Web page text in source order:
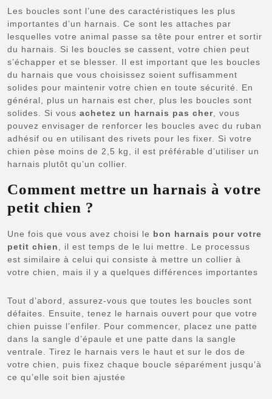
Les boucles sont l’une des caractéristiques les plus
importantes d’un harnais. Ce sont les attaches par
lesquelles votre animal passe sa tête pour entrer et sortir
du harnais. Si les boucles se cassent, votre chien peut
s’échapper et se blesser. Il est important que les boucles
du harnais que vous choisissez soient suffisamment
solides pour maintenir votre chien en toute sécurité. En
général, plus un harnais est cher, plus les boucles sont
solides. Si vous achetez un harnais pas cher, vous
pouvez envisager de renforcer les boucles avec du ruban
adhésif ou en utilisant des rivets pour les fixer. Si votre
chien pèse moins de 2,5 kg, il est préférable d’utiliser un
harnais plutôt qu’un collier.
Comment mettre un harnais à votre
petit chien ?
Une fois que vous avez choisi le bon harnais pour votre
petit chien, il est temps de le lui mettre. Le processus
est similaire à celui qui consiste à mettre un collier à
votre chien, mais il y a quelques différences importantes
Tout d’abord, assurez-vous que toutes les boucles sont
défaites. Ensuite, tenez le harnais ouvert pour que votre
chien puisse l’enfiler. Pour commencer, placez une patte
dans la sangle d’épaule et une patte dans la sangle
ventrale. Tirez le harnais vers le haut et sur le dos de
votre chien, puis fixez chaque boucle séparément jusqu’à
ce qu’elle soit bien ajustée